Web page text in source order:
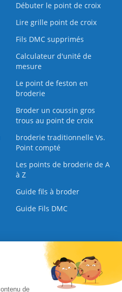
Débuter le point de croix
Lire grille point de croix
Fils DMC supprimés
Calculateur d'unité de
mesure
Le point de feston en
broderie
Broder un coussin gros
trous au point de croix
broderie traditionnelle Vs.
Point compté
Les points de broderie de A
à Z
Guide fils à broder
Guide Fils DMC
Nous contacter |